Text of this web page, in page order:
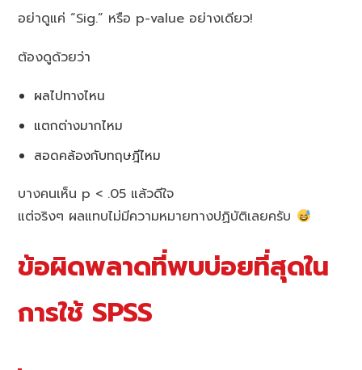
อย่าดูแค่ “Sig.” หรือ p-value อย่างเดียว!
ต้องดูด้วยว่า
ผลไปทางไหน
แตกต่างมากไหม
สอดคล้องกับทฤษฎีไหม
บางคนเห็น p < .05 แล้วดีใจ
แต่จริงๆ ผลแทบไม่มีความหมายทางปฏิบัติเลยครับ
ข้อผิดพลาดที่พบบ่อยที่สุดใน
การใช้ SPSS